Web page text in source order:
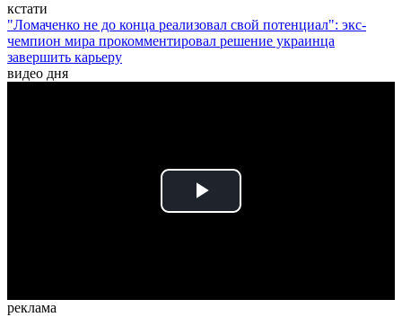
кстати
"Ломаченко не до конца реализовал свой потенциал": экс-
чемпион мира прокомментировал решение украинца
завершить карьеру
видео дня
Play
реклама